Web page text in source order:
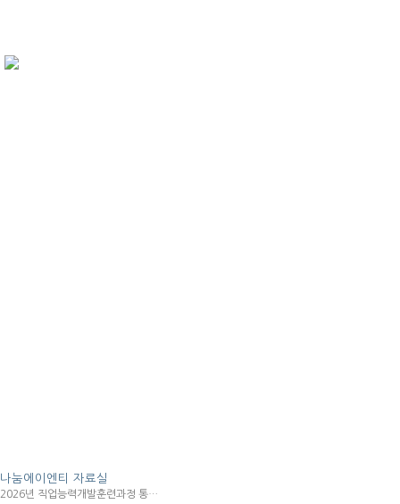
나눔에이엔티 자료실
2026년 직업능력개발훈련과정 통…